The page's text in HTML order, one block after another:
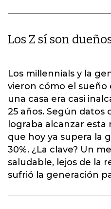
Los Z sí son
Los millennials y la
vieron cómo el sueño
una casa era casi
25 años. Según datos
lograba alcanzar esta
que hoy ya supera la
30%. ¿La clave? Un
saludable, lejos de la
sufrió la generación